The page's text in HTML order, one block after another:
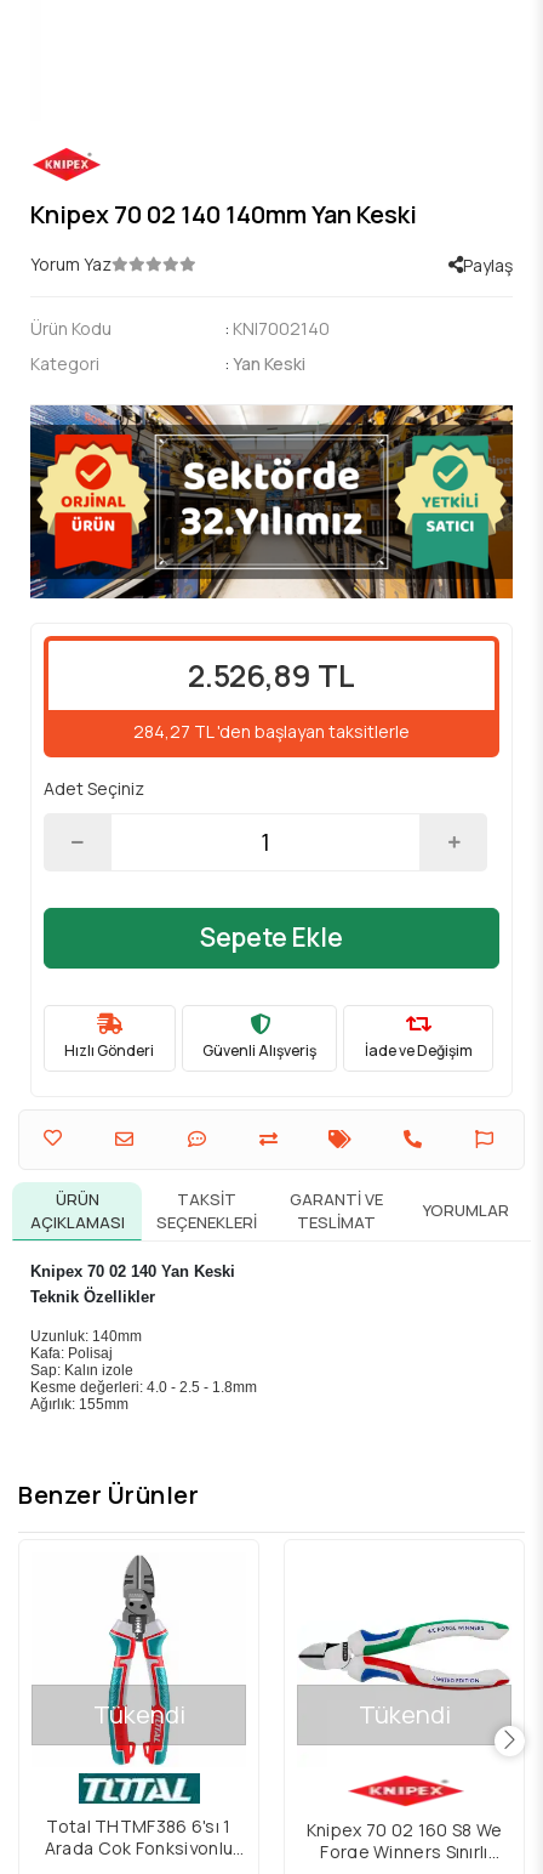
Knipex 70 02 140 140mm Yan Keski
Yorum Yaz Paylaş
Ürün Kodu : KNI7002140
Kategori
: Yan Keski
2.526,89 TL
284,27 TL 'den başlayan taksitlerle
Adet Seçiniz
Sepete Ekle
Hızlı Gönderi Güvenli Alışveriş İade ve Değişim
ÜRÜN
AÇIKLAMASI
TAKSIT
SEÇENEKLERI
GARANTI VE
TESLIMAT
YORUMLAR
Knipex 70 02 140 Yan Keski
Teknik Özellikler
Uzunluk: 140mm
Kafa: Polisaj
Sap: Kalın izole
Kesme değerleri: 4.0 - 2.5 - 1.8mm
Ağırlık: 155mm
Benzer Ürünler
Tükendi
Total THTMF386 6'sı 1
Arada Çok Fonksiyonlu
Tükendi
Knipex 70 02 160 S8 We
Forge Winners Sınırlı